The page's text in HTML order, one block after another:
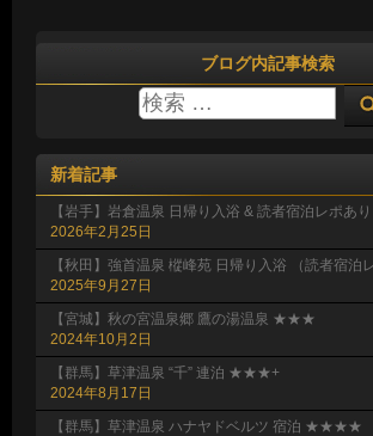
ブログ内記事検索
新着記事
【岩手】岩倉温泉 日帰り入浴 & 読者宿泊レポ
2026年2月25日
【秋田】強首温泉 樅峰苑 日帰り入浴 （読者宿
2025年9月27日
【宮城】秋の宮温泉郷 鷹の湯温泉 ★★★
2024年10月2日
【群馬】草津温泉 “千” 連泊 ★★★+
2024年8月17日
【群馬】草津温泉 ハナヤドベルツ 宿泊 ★★★★